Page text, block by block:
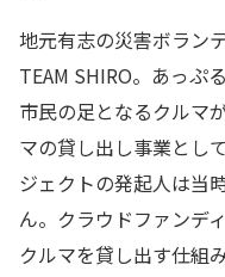
地元有志の災害ボラン
TEAM SHIRO。あっぷ
市民の足となるクルマ
マの貸し出し事業とし
ジェクトの発起人は当
ん。クラウドファンデ
クルマを貸し出す仕組